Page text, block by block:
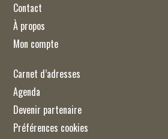
Contact
À propos
Mon compte
Carnet d’adresses
Agenda
Devenir partenaire
Préférences cookies